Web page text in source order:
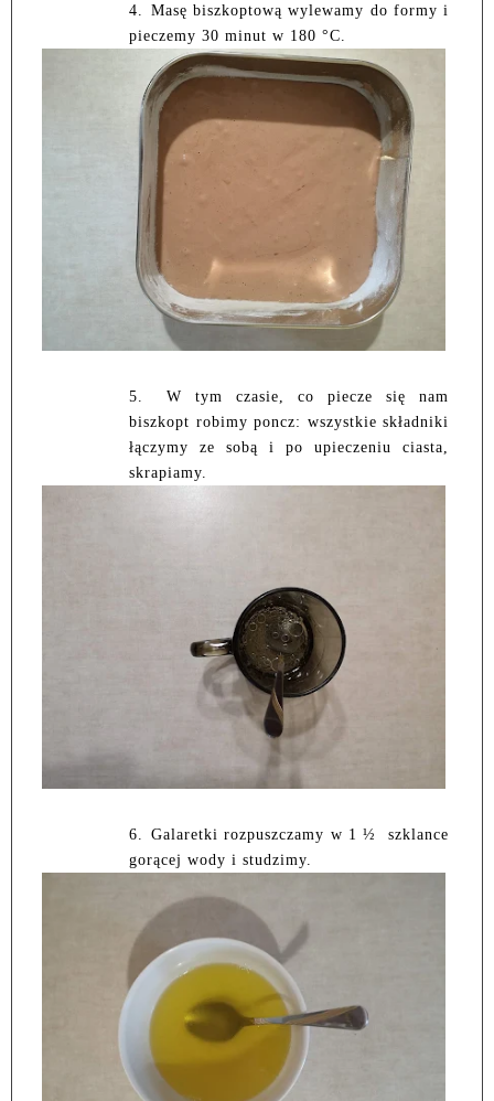
4.
Masę biszkoptową wylewamy do formy i
pieczemy 30 minut w 180 °C.
5.
W tym czasie, co piecze się nam
biszkopt robimy poncz: wszystkie składniki
łączymy ze sobą i po upieczeniu ciasta,
skrapiamy.
6. Galaretki rozpuszczamy w 1 ½
szklance
gorącej wody i studzimy.